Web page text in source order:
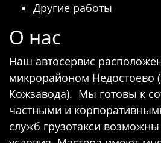
Другие работы
О нас
Наш автосервис
микрорайоном Недостоево
Кожзавода). Мы готовы к
частными и
служб грузотакси